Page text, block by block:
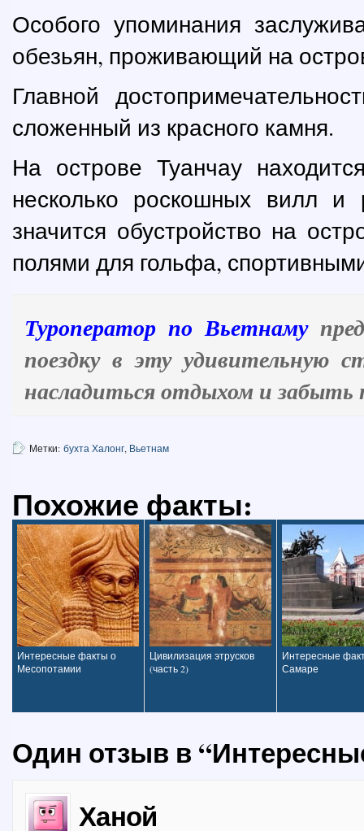
Особого упоминания
обезьян, проживающий на
Главной
сложенный из красного камня.
На острове Туанчау
несколько роскошных вилл и
значится обустройство на
полями для гольфа,
Туроператор по Вьетнаму
поездку в эту удивительную
насладиться отдыхом и забыть
Метки: бухта Халонг, Вьетнам
Похожие факты:
Интересные факты о
Месопотамии
Цивилизация этрусков
(часть 2)
Интересные
Самаре
Один отзыв в
Ханой